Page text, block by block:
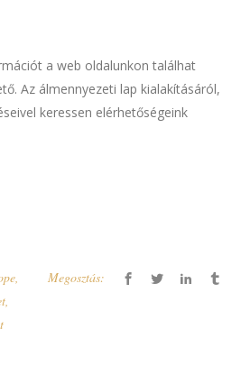
a web oldalunkon találhat
Az álmennyezeti lap kialakításáról,
keressen elérhetőségeink
,
,
Megosztás: